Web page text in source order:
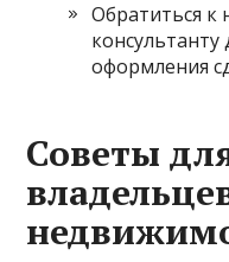
Обратиться к
оформления
Советы